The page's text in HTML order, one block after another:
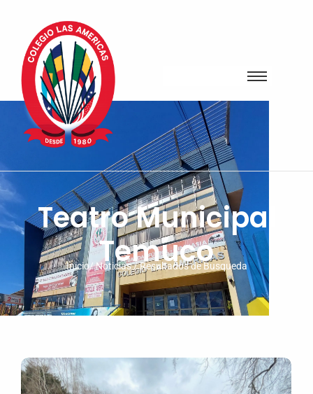
Teatro Municipal
Temuco
Inicio/ Noticias / Resultados de Busqueda